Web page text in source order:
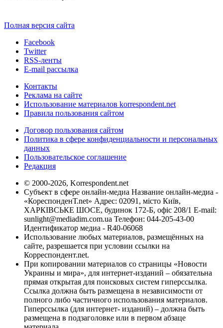
Полная версия сайта
Facebook
Twitter
RSS-ленты
E-mail рассылка
Контакты
Реклама на сайте
Использование материалов korrespondent.net
Правила пользования сайтом
Договор пользования сайтом
Политика в сфере конфиденциальности и персональных
данных
Пользовательское соглашение
Редакция
© 2000-2026, Korrespondent.net
Субъект в сфере онлайн-медиа Название онлайн-медиа -
«КореспонденТ.net» Адрес: 02091, місто Київ,
ХАРКІВСЬКЕ ШОСЕ, будинок 172-Б, офіс 208/1 E-mail:
sunlight@mediadim.com.ua Телефон: 044-205-43-00
Идентификатор медиа - R40-06068
Использование любых материалов, размещённых на
сайте, разрешается при условии ссылки на
Корреспондент.net.
При копировании материалов со страницы «Новости
Украины и мира», для интернет-изданий – обязательна
прямая открытая для поисковых систем гиперссылка.
Ссылка должна быть размещена в независимости от
полного либо частичного использования материалов.
Гиперссылка (для интернет- изданий) – должна быть
размещена в подзаголовке или в первом абзаце